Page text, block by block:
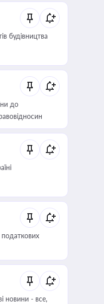
будівництва
до
податкових
новини - все,